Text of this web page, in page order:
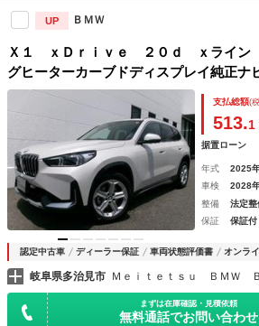
UP ＢＭＷ
Ｘ１ ｘＤｒｉｖｅ ２０ｄ ｘライン
グヒーターカーブドディスプレイ純正ナ
ｅＣａｒＰｌａｙ全方位カメラヘッドＵ
トランクＬＥＤヘッドライトデモカー認
支払総額(
513.1
据置ローン
年式 2025
車検
2028
整備
法定整
保証
保証
認定中古車 ディーラー保証 車両状態評価書 オンラ
岐阜県多治見市
まずは在庫確認・見積依頼
無料通話でお問い合わせ